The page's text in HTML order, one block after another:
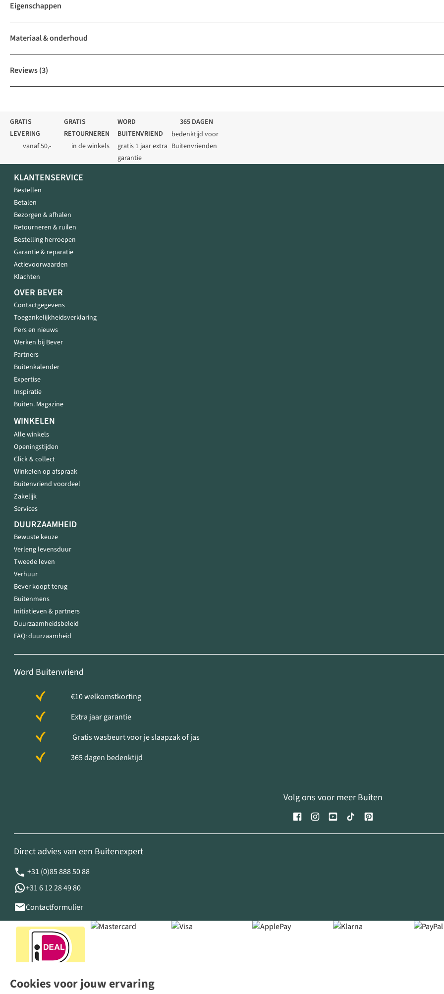
Eigenschappen
Materiaal & onderhoud
Reviews(3)
Cookies voor jouw ervaring
GRATIS
LEVERING
vanaf 50,-
GRATIS
RETOURNEREN
in de winkels
WORD
BUITENVRIEND
gratis 1 jaar extra
garantie
365 DAGEN
bedenktijd voor
Buitenvrienden
KLANTENSERVICE
Bestellen
Betalen
Bezorgen & afhalen
Retourneren & ruilen
Bestelling herroepen
Garantie & reparatie
Actievoorwaarden
Klachten
OVER BEVER
Contactgegevens
Toegankelijkheidsverklaring
Pers en nieuws
Werken bij Bever
Partners
Buitenkalender
Expertise
Inspiratie
Buiten. Magazine
WINKELEN
Alle winkels
Openingstijden
Click & collect
Winkelen op afspraak
Buitenvriend voordeel
Zakelijk
Services
DUURZAAMHEID
Bewuste keuze
Verleng levensduur
Tweede leven
Verhuur
Bever koopt terug
Buitenmens
Initiatieven & partners
Duurzaamheidsbeleid
FAQ: duurzaamheid
Word Buitenvriend
€10 welkomstkorting
Extra jaar garantie
Gratis wasbeurt voor je slaapzak of jas
365 dagen bedenktijd
Volg ons voor meer Buiten
Direct advies van een Buitenexpert
+31 (0)85 888 50 88
+31 6 12 28 49 80
Contactformulier